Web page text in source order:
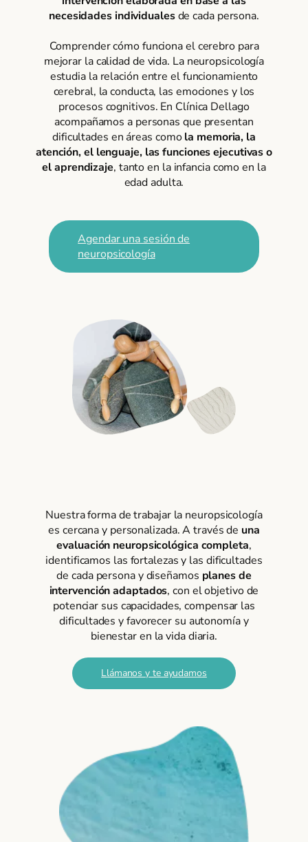
necesidades individualesde cada persona.
Comprender cómo funciona el cerebro para
mejorar la calidad de vida. La neuropsicología
estudia la relación entre el funcionamiento
cerebral, la conducta, las emociones y los
procesos cognitivos. En Clínica Dellago
acompañamos a personas que presentan
dificultades en áreas comola memoria, la
atención, el lenguaje, las funciones ejecutivas o
el aprendizaje, tanto en la infancia como en la
edad adulta.
Agendar una sesión de
neuropsicología
Nuestra forma de trabajar la neuropsicología
es cercana y personalizada. A través de una
evaluación neuropsicológica completa,
identificamos las fortalezas y las dificultades
de cada persona y diseñamos planes de
intervención adaptados, con el objetivo de
potenciar sus capacidades, compensar las
dificultades y favorecer su autonomía y
bienestar en la vida diaria.
Llámanos y te ayudamos